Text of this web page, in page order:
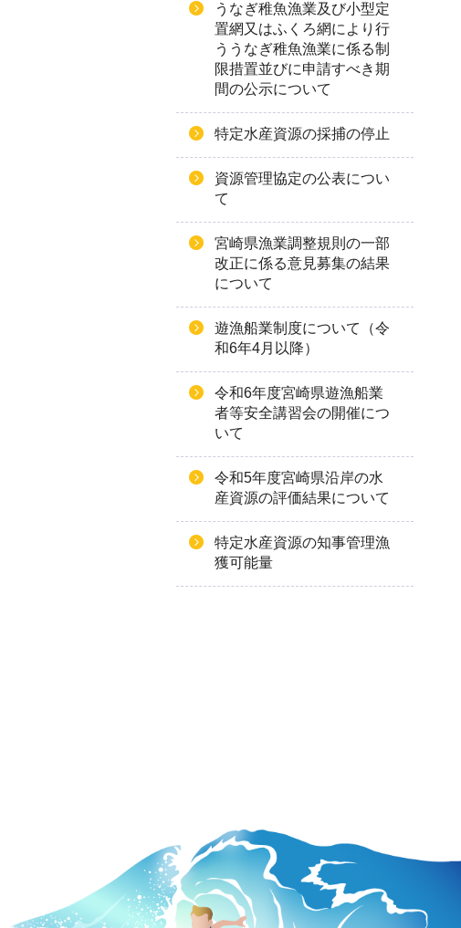
うなぎ稚魚漁業及び小型定
置網又はふくろ網により行
ううなぎ稚魚漁業に係る制
限措置並びに申請すべき期
間の公示について
特定水産資源の採捕の停止
資源管理協定の公表につい
て
宮崎県漁業調整規則の一部
改正に係る意見募集の結果
について
遊漁船業制度について（令
和6年4月以降）
令和6年度宮崎県遊漁船業
者等安全講習会の開催につ
いて
令和5年度宮崎県沿岸の水
産資源の評価結果について
特定水産資源の知事管理漁
獲可能量